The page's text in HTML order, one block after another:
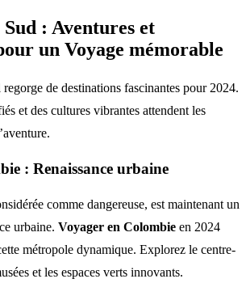
: Aventures et
un Voyage mémorable
regorge de destinations fascinantes pour 2024.
et des cultures vibrantes attendent les
: Renaissance urbaine
comme dangereuse, est maintenant un
urbaine. Voyager en Colombie en 2024
métropole dynamique. Explorez le centre-
et les espaces verts innovants.